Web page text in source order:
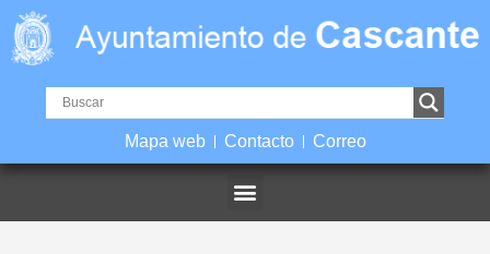
Mapa web Contacto Correo